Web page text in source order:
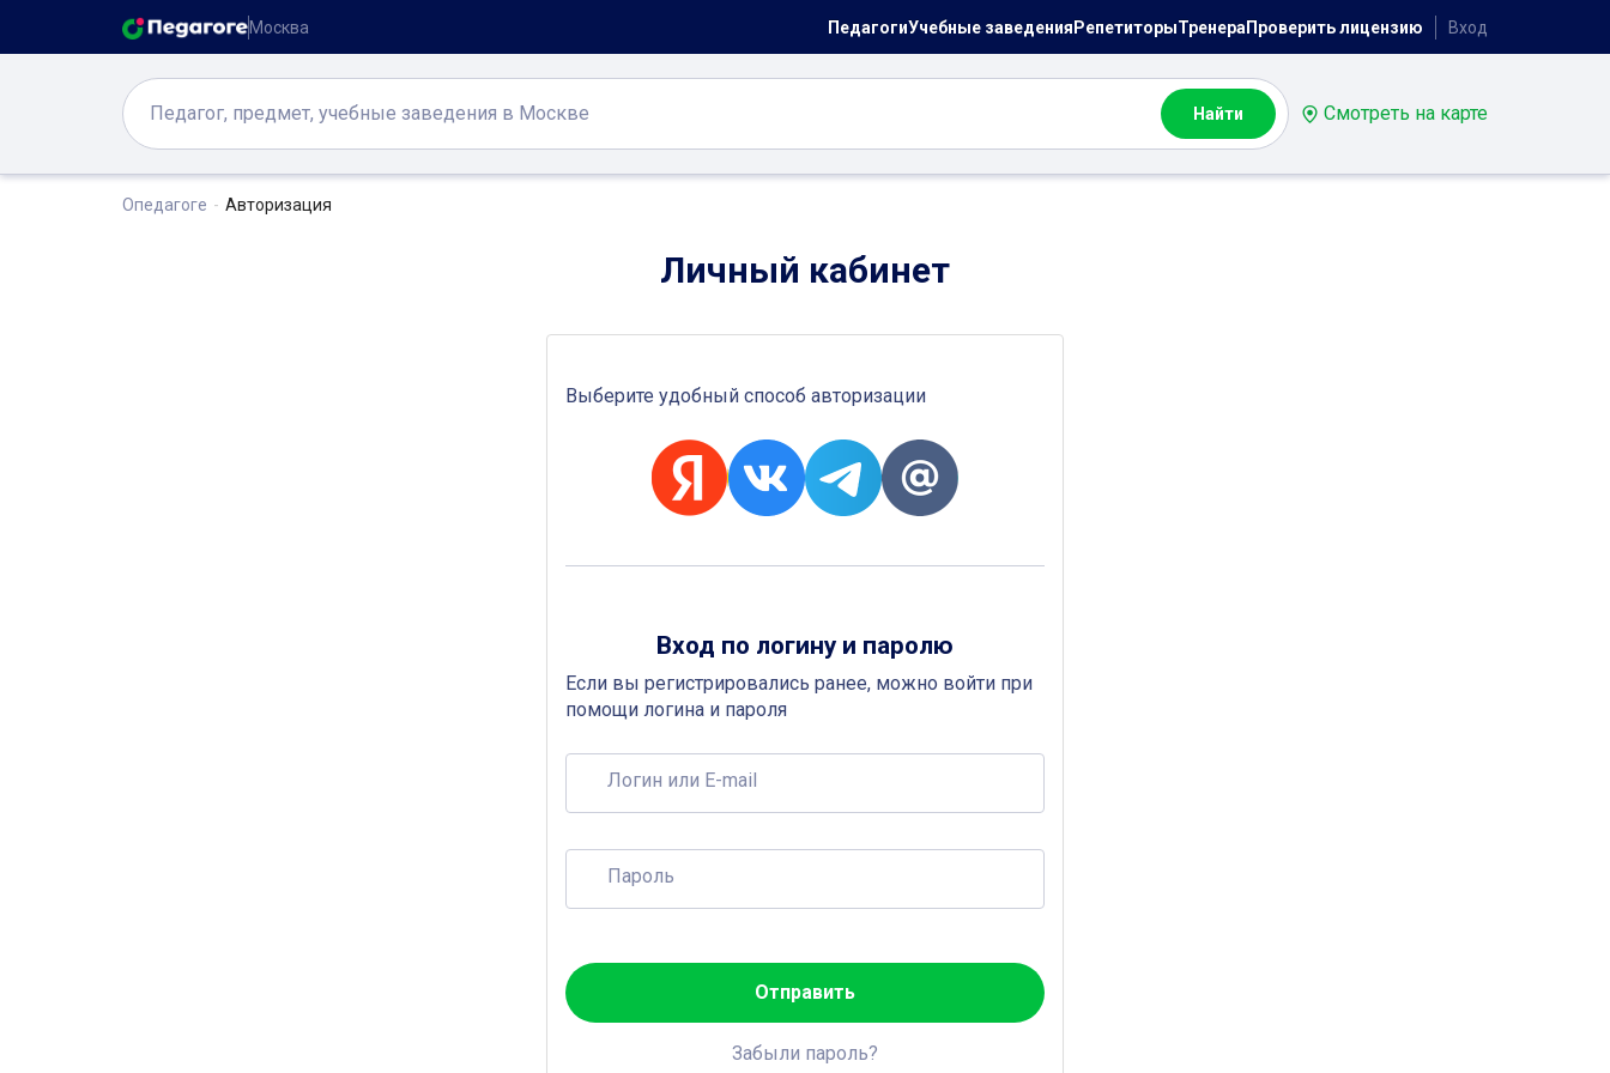
Москва ПедагогиУчебные заведенияРепетиторыТренераПроверить лицензию Вход
Найти Смотреть на карте
Опедагоге Авторизация
Личный кабинет
Выберите удобный способ авторизации
Вход по логину и паролю
Если вы регистрировались ранее, можно войти при
помощи логина и пароля
Логин или E-mail
Пароль
Отправить
Забыли пароль?